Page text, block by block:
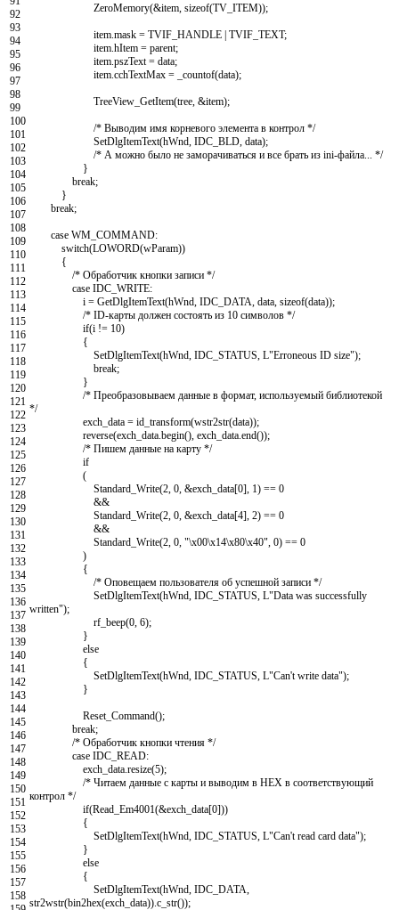
92
93
94
95
96
97
98
99
100
101
102
103
104
105
106
107
108
109
110
111
112
113
114
115
116
117
118
119
120
121
122
123
124
125
126
127
128
129
130
131
132
133
134
135
136
137
138
139
140
141
142
143
144
145
146
147
148
149
150
151
152
153
154
155
156
157
158
ZeroMemory(&item sizeof(TV_ITEM));
item mask = TVIF_HANDLE | TVIF_TEXT;
item hItem = parent;
item pszText = data;
item cchTextMax = _countof(data);
TreeView_GetItem(tree &item);
/* Выводим имя корневого элемента в контрол */
SetDlgItemText(hWnd IDC_BLD data);
/* А можно было не заморачиваться и все брать из ini-файла... */
}
break;
}
break;
case WM_COMMAND:
switch(LOWORD(wParam))
{
/* Обработчик кнопки записи */
case IDC_WRITE:
i = GetDlgItemText(hWnd IDC_DATA data sizeof(data));
/* ID-карты должен состоять из 10 символов */
if(i != 10)
{
SetDlgItemText(hWnd IDC_STATUS L"Erroneous ID size");
break;
}
/* Преобразовываем данные в формат, используемый библиотекой
*/
exch_data = id_transform(wstr2str(data));
reverse(exch_data begin() exch_data end());
/* Пишем данные на карту */
if
(
Standard_Write(2 0 &exch_data[0] 1) == 0
&&
Standard_Write(2 0 &exch_data[4] 2) == 0
&&
Standard_Write(2 0 "\x00\x14\x80\x40" 0) == 0
)
{
/* Оповещаем пользователя об успешной записи */
SetDlgItemText(hWnd IDC_STATUS L"Data was successfully
written");
rf_beep(0 6);
}
else
{
SetDlgItemText(hWnd IDC_STATUS L"Can't write data");
}
Reset_Command();
break;
/* Обработчик кнопки чтения */
case IDC_READ:
exch_data resize(5);
/* Читаем данные с карты и выводим в HEX в соответствующий
контрол */
if(Read_Em4001(&exch_data[0]))
{
SetDlgItemText(hWnd IDC_STATUS L"Can't read card data");
}
else
{
SetDlgItemText(hWnd IDC_DATA
str2wstr(bin2hex(exch_data)) c_str());